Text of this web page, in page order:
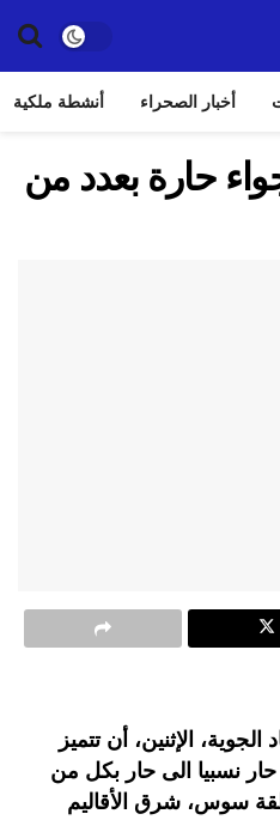
أخبار الصحراء أنشطة ملكية
حارة بعدد من
الإثنين، أن تتميز
نسبيا الى حار بكل من
سوس، شرق الأقاليم